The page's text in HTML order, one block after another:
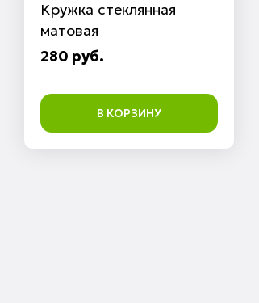
Кружка стеклянная
матовая
280 руб.
В КОРЗИНУ